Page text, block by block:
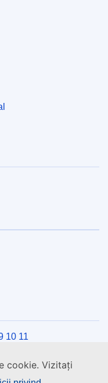
cookie. Vizitați
10 11